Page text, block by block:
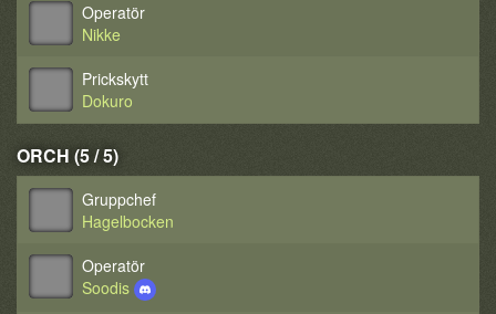
Operatör
Nikke
Prickskytt
Dokuro
ORCH (5 / 5)
Gruppchef
Hagelbocken
Operatör
Soodis